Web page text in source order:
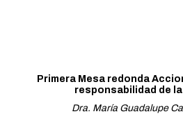
Primera Mesa redonda
responsabilidad de
Dra. María Guadalupe